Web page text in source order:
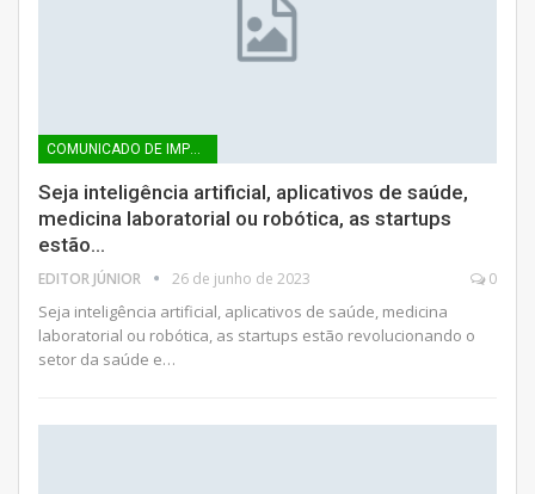
COMUNICADO DE IMPRENSA
Seja inteligência artificial, aplicativos de saúde,
medicina laboratorial ou robótica, as startups
estão…
EDITOR JÚNIOR 26 de junho de 2023 0
Seja inteligência artificial, aplicativos de saúde, medicina
laboratorial ou robótica, as startups estão revolucionando o
setor da saúde e…